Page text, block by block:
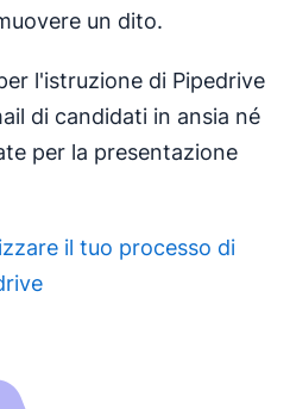
un dito.
l'istruzione di Pipedrive
di candidati in ansia né
per la presentazione
il tuo processo di